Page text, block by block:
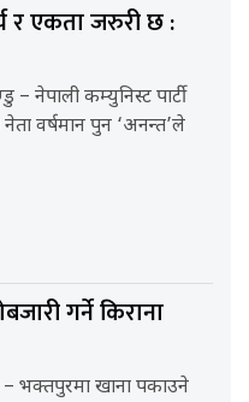
र एकता जरुरी छ :
– नेपाली कम्युनिस्ट पार्टी
वर्षमान पुन ‘अनन्त’ले
गर्ने किराना
भक्तपुरमा खाना पकाउने